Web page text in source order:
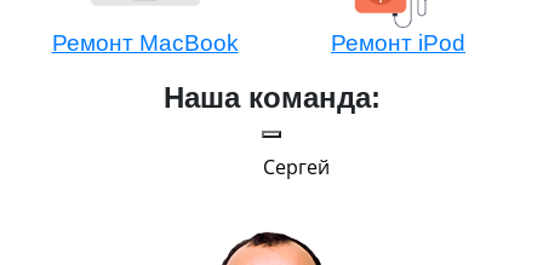
Ремонт MacBook Ремонт iPod
Наша команда:
Сергей